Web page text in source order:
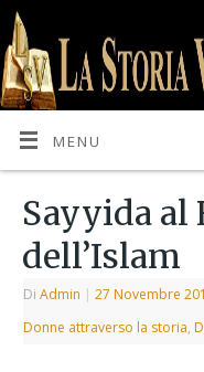
MENU
Sayyida al
dell’Islam
DiAdmin | 27 Novembre
Donne attraverso la storia,